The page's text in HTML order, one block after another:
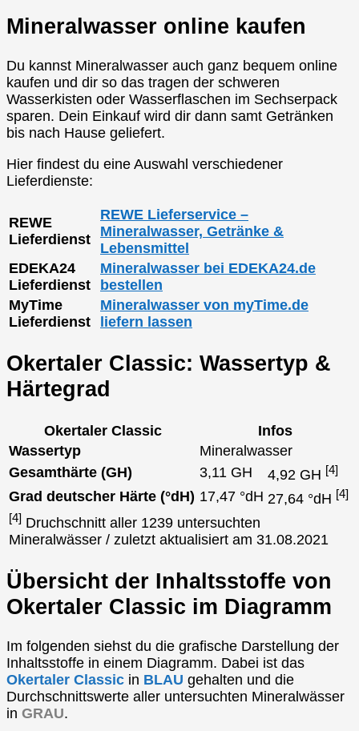
Mineralwasser online kaufen
Du kannst Mineralwasser auch ganz bequem online
kaufen und dir so das tragen der schweren
Wasserkisten oder Wasserflaschen im Sechserpack
sparen. Dein Einkauf wird dir dann samt Getränken
bis nach Hause geliefert.
Hier findest du eine Auswahl verschiedener
Lieferdienste:
REWE
Lieferdienst
REWE Lieferservice –
Mineralwasser, Getränke &
Lebensmittel
EDEKA24
Lieferdienst
Mineralwasser bei EDEKA24.de
bestellen
MyTime
Lieferdienst
Mineralwasser von myTime.de
liefern lassen
Okertaler Classic: Wassertyp &
Härtegrad
Okertaler Classic
Infos
Wassertyp
Mineralwasser
Gesamthärte (GH)
3,11 GH 4,92 GH [4]
Grad deutscher Härte (°dH) 17,47 °dH 27,64 °dH [4]
[4] Druchschnitt aller 1239 untersuchten
Mineralwässer / zuletzt aktualisiert am 31.08.2021
Übersicht der Inhaltsstoffe von
Okertaler Classic im Diagramm
Im folgenden siehst du die grafische Darstellung der
Inhaltsstoffe in einem Diagramm. Dabei ist das
Okertaler Classic in BLAU gehalten und die
Durchschnittswerte aller untersuchten Mineralwässer
in GRAU.